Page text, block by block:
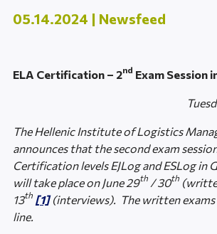
05.14.2024 | Newsfeed
ELA Certification – 2nd Exam Session
The Hellenic Institute of Logistics
announces that the second exam
Certification levels EJLog and ESLog in
will take place on June 29th/ 30th
13th [1](interviews). The written exams
line.